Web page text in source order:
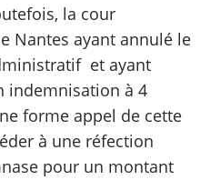
la cour
Nantes ayant annulé le
et ayant
indemnisation à 4
forme appel de cette
à une réfection
pour un montant